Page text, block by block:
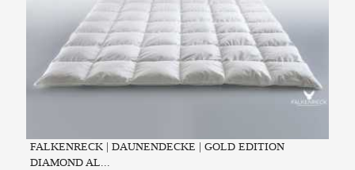
FALKENRECK | DAUNENDECKE | GOLD EDITION
DIAMOND AL...